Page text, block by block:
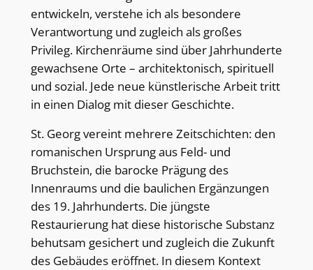
entwickeln, verstehe ich als besondere
Verantwortung und zugleich als großes
Privileg. Kirchenräume sind über Jahrhunderte
gewachsene Orte – architektonisch, spirituell
und sozial. Jede neue künstlerische Arbeit tritt
in einen Dialog mit dieser Geschichte.
St. Georg vereint mehrere Zeitschichten: den
romanischen Ursprung aus Feld- und
Bruchstein, die barocke Prägung des
Innenraums und die baulichen Ergänzungen
des 19. Jahrhunderts. Die jüngste
Restaurierung hat diese historische Substanz
behutsam gesichert und zugleich die Zukunft
des Gebäudes eröffnet. In diesem Kontext